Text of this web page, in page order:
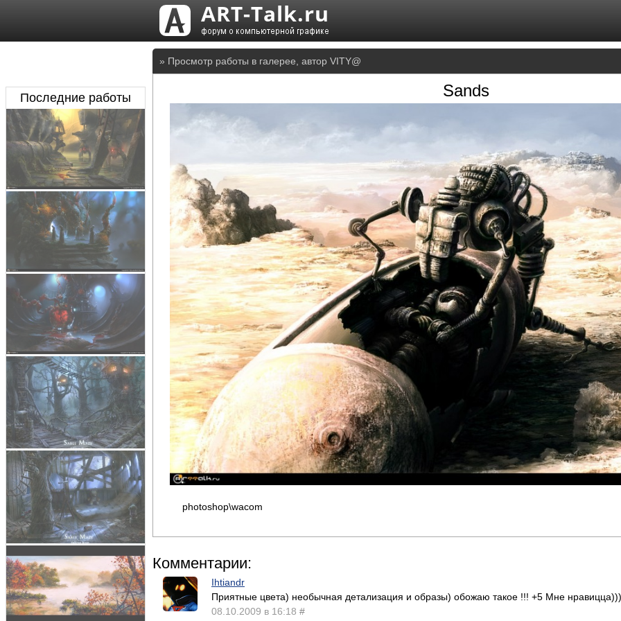
» Просмотр работы в галерее, автор VITY@
Sands
photoshop\wacom
Комментарии:
Ihtiandr
Приятные цвета) необычная детализация и образы) обожаю такое !!! +5 Мне нравицца)))
08.10.2009 в 16:18 #
Последние работы